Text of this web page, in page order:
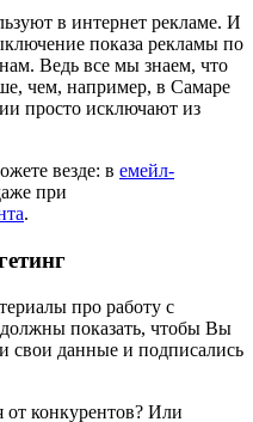
в интернет рекламе. И
показа рекламы по
Ведь все мы знаем, что
чем, например, в Самаре
просто исключают из
везде: в емейл-
при
.
про работу с
показать, чтобы Вы
свои данные и подписались
конкурентов? Или